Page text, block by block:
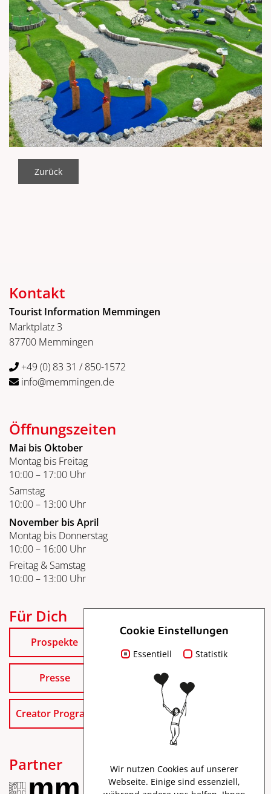
Zurück
Kontakt
Tourist Information Memmingen
Marktplatz 3
87700 Memmingen
+49 (0) 83 31 / 850-1572
info@memmingen.de
Öffnungszeiten
Mai bis Oktober
Montag bis Freitag
10:00 – 17:00 Uhr
Samstag
10:00 – 13:00 Uhr
November bis April
Montag bis Donnerstag
10:00 – 16:00 Uhr
Freitag & Samstag
10:00 – 13:00 Uhr
Für Dich
Prospekte
Presse
Creator Program
Partner
Cookie Einstellungen
Essentiell Statistik
Wir nutzen Cookies auf unserer
Webseite. Einige sind essenziell,